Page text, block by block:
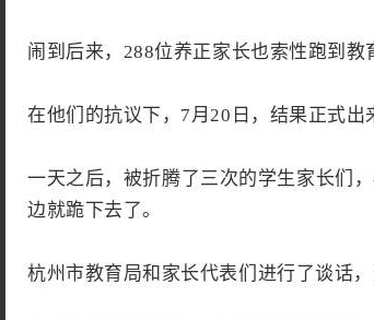
闹到后来，288位养正家长也索性跑到教
在他们的抗议下，7月20日，结果正式出
一天之后，被折腾了三次的学生家长们
边就跪下去了。
杭州市教育局和家长代表们进行了谈话，